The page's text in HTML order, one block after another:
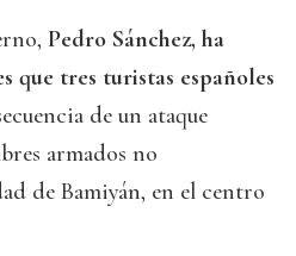
Pedro Sánchez, ha
que tres turistas españoles
de un ataque
armados no
de Bamiyán, en el centro